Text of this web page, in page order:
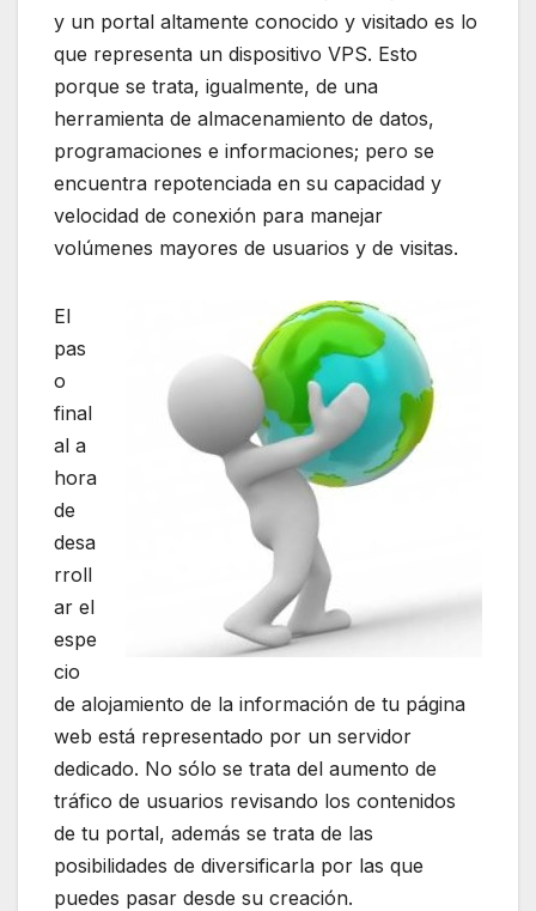
y un portal altamente conocido y visitado es lo
que representa un dispositivo VPS. Esto
porque se trata, igualmente, de una
herramienta de almacenamiento de datos,
programaciones e informaciones; pero se
encuentra repotenciada en su capacidad y
velocidad de conexión para manejar
volúmenes mayores de usuarios y de visitas.
El
pas
o
final
al a
hora
de
desa
rroll
ar el
espe
cio
de alojamiento de la información de tu página
web está representado por un servidor
dedicado. No sólo se trata del aumento de
tráfico de usuarios revisando los contenidos
de tu portal, además se trata de las
posibilidades de diversificarla por las que
puedes pasar desde su creación.